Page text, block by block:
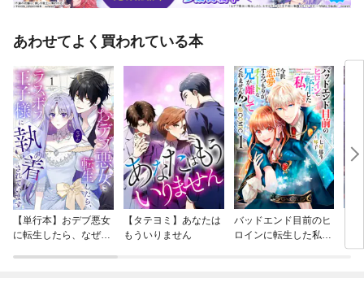
あわせてよく買われている本
【単行本】おデブ悪女
に転生したら、なぜか
【タテヨミ】あなたは
もういりません
バッドエンド目前のヒ
ロインに転生した私、